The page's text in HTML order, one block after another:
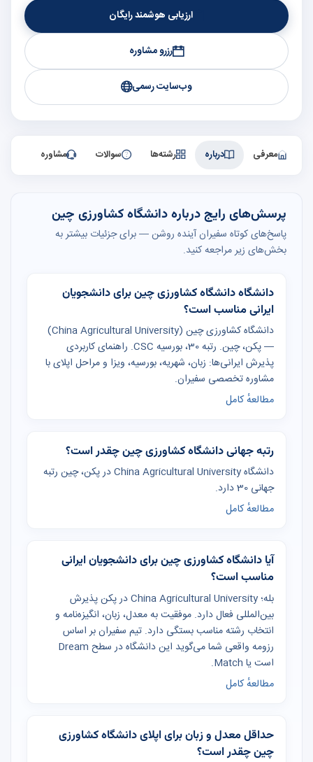
ارزیابی هوشمند رایگان
رزرو مشاوره
وب‌سایت رسمی
معرفی درباره رشته‌ها سوالات مشاوره
پرسش‌های رایج درباره دانشگاه کشاورزی چین
پاسخ‌های کوتاه سفیران آینده روشن — برای جزئیات بیشتر به
بخش‌های زیر مراجعه کنید.
دانشگاه دانشگاه کشاورزی چین برای دانشجویان
ایرانی مناسب است؟
دانشگاه کشاورزی چین (China Agricultural University)
— پکن، چین. رتبه 30، بورسیه CSC. راهنمای کاربردی
پذیرش ایرانی‌ها: زبان، شهریه، بورسیه، ویزا و مراحل اپلای با
مشاوره تخصصی سفیران.
مطالعهٔ کامل
رتبه جهانی دانشگاه کشاورزی چین چقدر است؟
دانشگاه China Agricultural University در پکن، چین رتبه
جهانی 30 دارد.
مطالعهٔ کامل
آیا دانشگاه کشاورزی چین برای دانشجویان ایرانی
مناسب است؟
بله؛ China Agricultural University در پکن پذیرش
بین‌المللی فعال دارد. موفقیت به معدل، زبان، انگیزه‌نامه و
انتخاب رشته مناسب بستگی دارد. تیم سفیران بر اساس
رزومه واقعی شما می‌گوید این دانشگاه در سطح Dream
است یا Match.
مطالعهٔ کامل
حداقل معدل و زبان برای اپلای دانشگاه کشاورزی
چین چقدر است؟